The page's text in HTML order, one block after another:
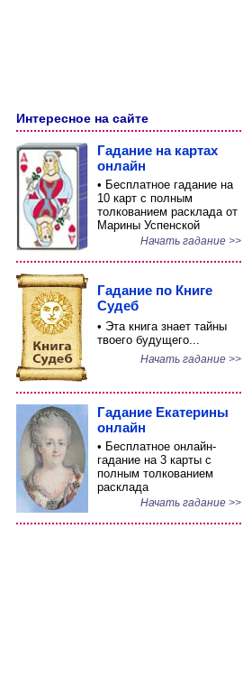
Интересное на сайте
Гадание на картах
онлайн
• Бесплатное гадание на
10 карт с полным
толкованием расклада от
Марины Успенской
Начать гадание >>
Гадание по Книге
Судеб
• Эта книга знает тайны
твоего будущего...
Начать гадание >>
Гадание Екатерины
онлайн
• Бесплатное онлайн-
гадание на 3 карты с
полным толкованием
расклада
Начать гадание >>